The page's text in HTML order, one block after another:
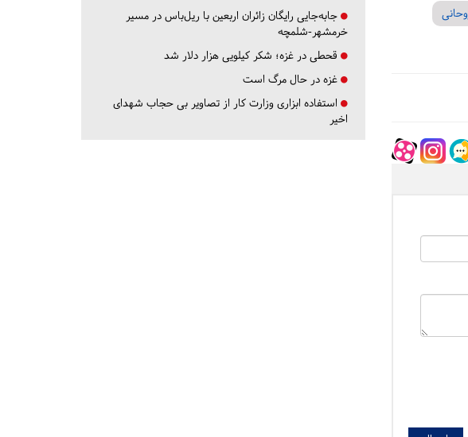
جابه‌جایی رایگان زائران اربعین با ریل‌باس در مسیر
خرمشهر-شلمچه
قحطی در غزه؛ شکر کیلویی هزار دلار شد
غزه در حال مرگ است
استفاده ابزاری وزارت کار از تصاویر بی حجاب شهدای
اخیر